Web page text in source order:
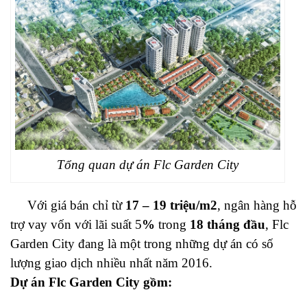
Tổng quan dự án Flc Garden City
Với giá bán chỉ từ 17 – 19 triệu/m2, ngân hàng hỗ
trợ vay vốn với lãi suất 5% trong 18 tháng đầu, Flc
Garden City đang là một trong những dự án có số
lượng giao dịch nhiều nhất năm 2016.
Dự án Flc Garden City gồm: